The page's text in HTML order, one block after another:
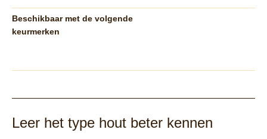
Beschikbaar met de volgende
keurmerken
Leer het type hout beter kennen